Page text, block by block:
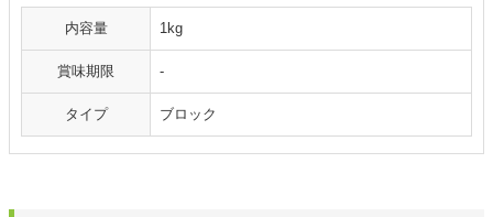
内容量 1kg
賞味期限 ‐
タイプ ブロック